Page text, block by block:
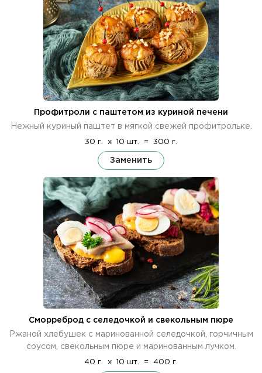
Профитроли с паштетом из куриной печени
Нежный куриный паштет в мягкой свежей профитрольке.
30 г. x 10 шт. = 300 г.
Заменить
Сморреброд с селедочкой и свекольным пюре
Ржаной хлебушек с маринованной селедочкой, горчичным
соусом, свекольным пюре и маринованным лучком.
40 г. x 10 шт. = 400 г.